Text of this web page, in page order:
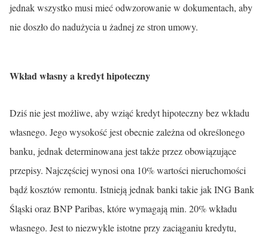
jednak wszystko musi mieć odwzorowanie w dokumentach, aby
nie doszło do nadużycia u żadnej ze stron umowy.
Wkład własny a kredyt hipoteczny
Dziś nie jest możliwe, aby wziąć kredyt hipoteczny bez wkładu
własnego. Jego wysokość jest obecnie zależna od określonego
banku, jednak determinowana jest także przez obowiązujące
przepisy. Najczęściej wynosi ona 10% wartości nieruchomości
bądź kosztów remontu. Istnieją jednak banki takie jak ING Bank
Śląski oraz BNP Paribas, które wymagają min. 20% wkładu
własnego. Jest to niezwykle istotne przy zaciąganiu kredytu,